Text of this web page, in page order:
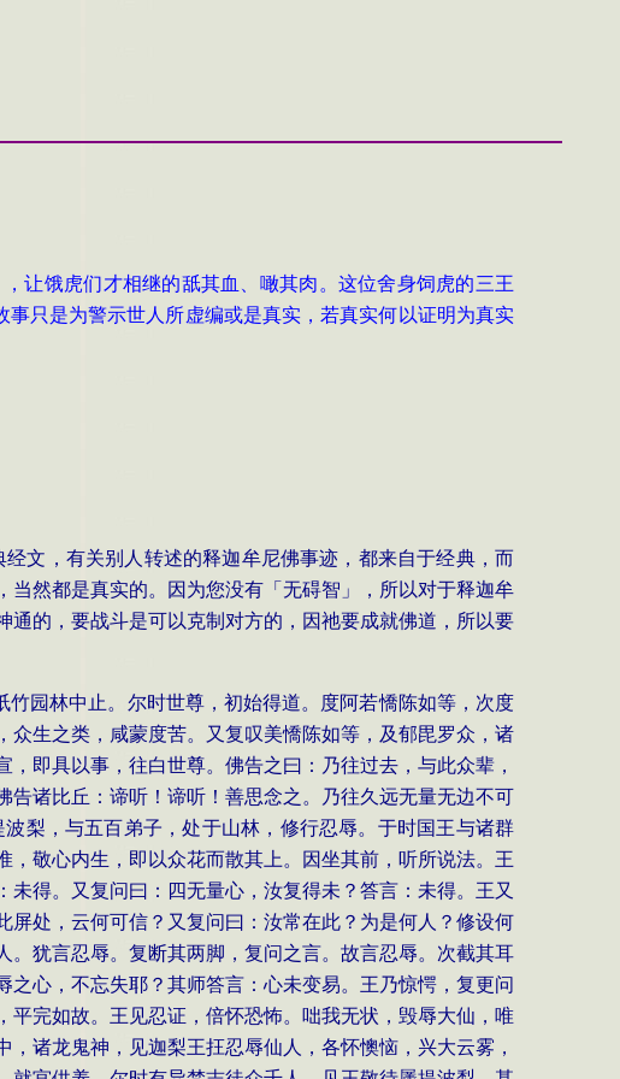
让饿虎们才相继的舐其血、噉其肉。这位舍身饲虎的三王
只是为警示世人所虚编或是真实，若真实何以证明为真实
文，有关别人转述的释迦牟尼佛事迹，都来自于经典，而
然都是真实的。因为您没有「无碍智」，所以对于释迦牟
的，要战斗是可以克制对方的，因祂要成就佛道，所以要
园林中止。尔时世尊，初始得道。度阿若憍陈如等，次度
生之类，咸蒙度苦。又复叹美憍陈如等，及郁毘罗众，诸
即具以事，往白世尊。佛告之曰：乃往过去，与此众辈，
诸比丘：谛听！谛听！善思念之。乃往久远无量无边不可
梨，与五百弟子，处于山林，修行忍辱。于时国王与诸群
敬心内生，即以众花而散其上。因坐其前，听所说法。王
得。又复问曰：四无量心，汝复得未？答言：未得。王又
处，云何可信？又复问曰：汝常在此？为是何人？修设何
犹言忍辱。复断其两脚，复问之言。故言忍辱。次截其耳
心，不忘失耶？其师答言：心未变易。王乃惊愕，复更问
完如故。王见忍证，倍怀恐怖。咄我无状，毁辱大仙，唯
诸龙鬼神，见迦梨王抂忍辱仙人，各怀懊恼，兴大云雾，